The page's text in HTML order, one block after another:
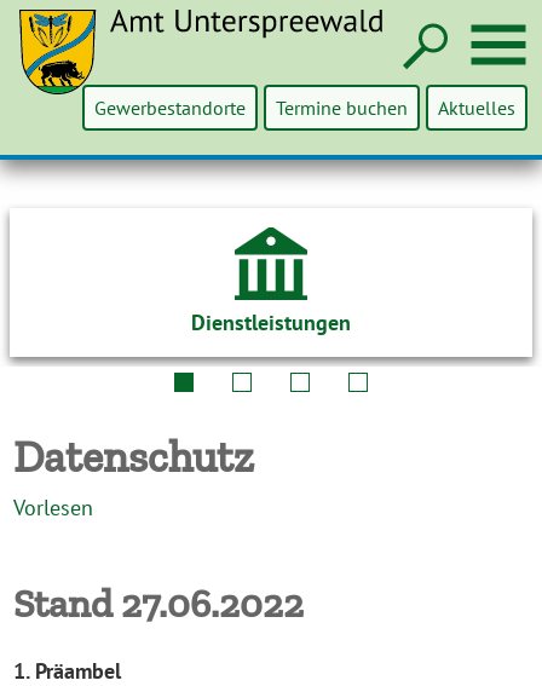
Gewerbestandorte Termine buchen Aktuelles
Dienstleistungen
Datenschutz
Vorlesen
Stand 27.06.2022
1. Präambel